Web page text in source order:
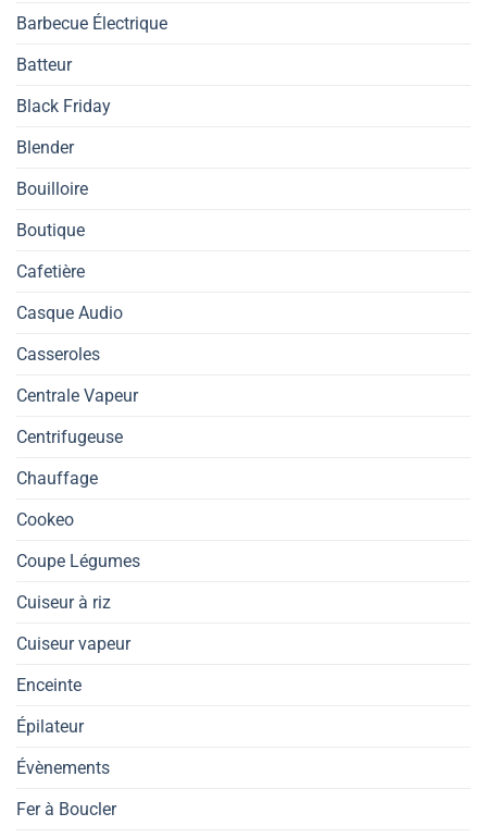
Barbecue Électrique
Batteur
Black Friday
Blender
Bouilloire
Boutique
Cafetière
Casque Audio
Casseroles
Centrale Vapeur
Centrifugeuse
Chauffage
Cookeo
Coupe Légumes
Cuiseur à riz
Cuiseur vapeur
Enceinte
Épilateur
Évènements
Fer à Boucler